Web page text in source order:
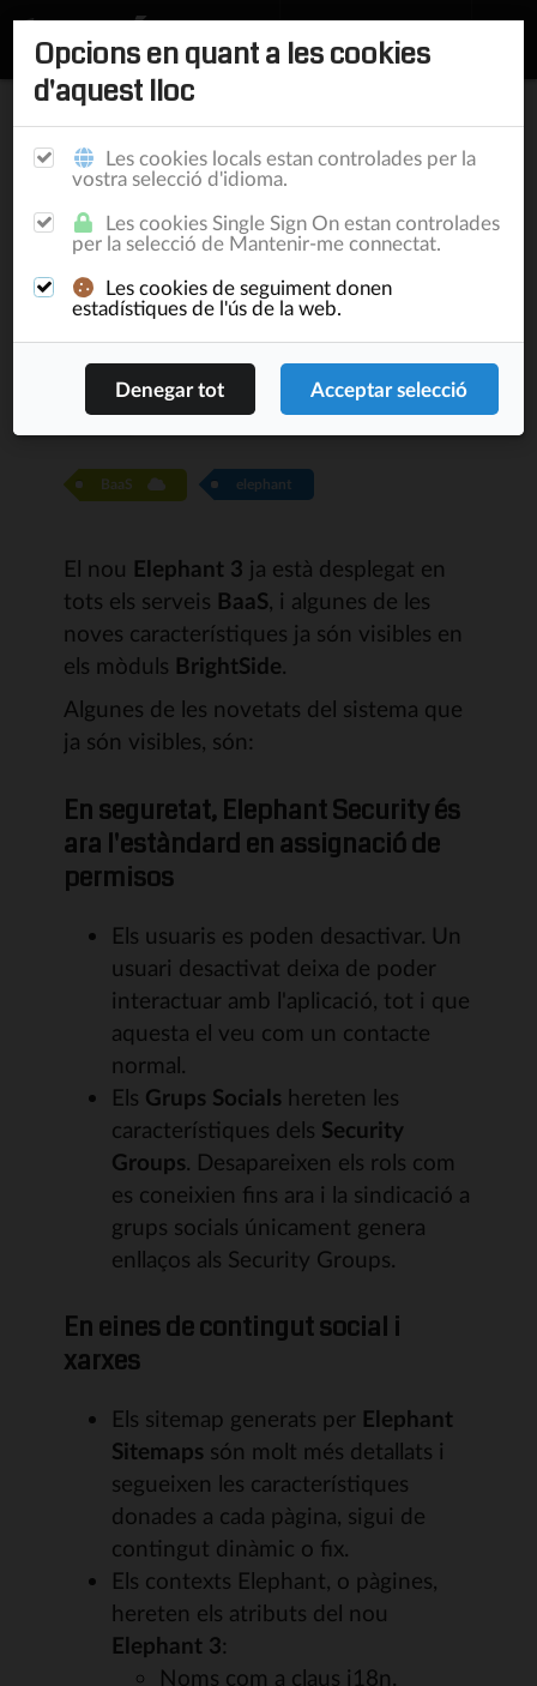
Inici / Publicacions
Elephant 3 arriba al
servei BaaS
New & Noteworthy 19/1/22
Lluís Turró Cutiller 900
0
BaaS elephant
El nou Elephant 3 ja està desplegat en
tots els serveis BaaS, i algunes de les
noves característiques ja són visibles en
els mòduls BrightSide.
Algunes de les novetats del sistema que
ja són visibles, són:
En seguretat, Elephant Security és
ara l'estàndard en assignació de
permisos
Els usuaris es poden desactivar. Un
usuari desactivat deixa de poder
interactuar amb l'aplicació, tot i que
aquesta el veu com un contacte
normal.
Els Grups Socials hereten les
característiques dels Security
Groups. Desapareixen els rols com
es coneixien fins ara i la sindicació a
grups socials únicament genera
enllaços als Security Groups.
En eines de contingut social i
xarxes
Els sitemap generats per Elephant
Sitemaps són molt més detallats i
segueixen les característiques
donades a cada pàgina, sigui de
contingut dinàmic o fix.
Els contexts Elephant, o pàgines,
hereten els atributs del nou
Elephant 3:
Noms com a claus i18n.
Opcions en quant a les cookies
d'aquest lloc
Les cookies locals estan controlades per la
vostra selecció d'idioma.
Les cookies Single Sign On estan controlades
per la selecció de Mantenir-me connectat.
Les cookies de seguiment donen
estadístiques de l'ús de la web.